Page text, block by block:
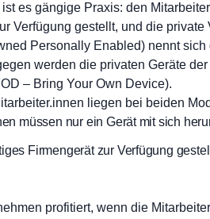
es gängige Praxis: den
Verfügung gestellt, und die
Personally Enabled) nennt
werden die privaten Geräte
– Bring Your Own Device).
liegen bei beiden
müssen nur ein Gerät mit sich
Firmengerät zur Verfügung
profitiert, wenn die